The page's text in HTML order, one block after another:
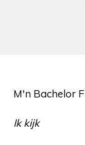
M'n Bachelor
Ik kijk